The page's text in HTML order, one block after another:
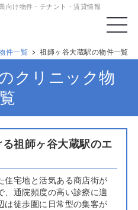
向け物件・テナント・賃貸情報
件一覧 祖師ヶ谷大蔵駅の物件一覧
クリニック物
祖師ヶ谷大蔵駅のエ
住宅地と活気ある商店街が
、通院頻度の高い診療に適
は徒歩圏に日常型の集客が